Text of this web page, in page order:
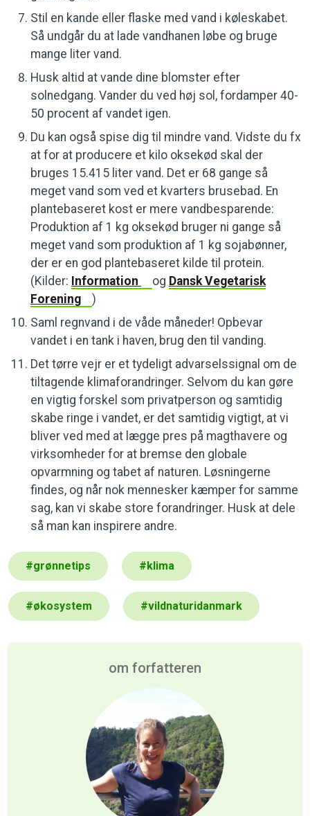
Stil en kande eller flaske med vand i køleskabet.
Så undgår du at lade vandhanen løbe og bruge
mange liter vand.
Husk altid at vande dine blomster efter
solnedgang. Vander du ved høj sol, fordamper 40-
50 procent af vandet igen.
Du kan også spise dig til mindre vand. Vidste du fx
at for at producere et kilo oksekød skal der
bruges 15.415 liter vand. Det er 68 gange så
meget vand som ved et kvarters brusebad. En
plantebaseret kost er mere vandbesparende:
Produktion af 1 kg oksekød bruger ni gange så
meget vand som produktion af 1 kg sojabønner,
der er en god plantebaseret kilde til protein.
(Kilder: Information og Dansk Vegetarisk
Forening
)
Saml regnvand i de våde måneder! Opbevar
vandet i en tank i haven, brug den til vanding.
Det tørre vejr er et tydeligt advarselssignal om de
tiltagende klimaforandringer. Selvom du kan gøre
en vigtig forskel som privatperson og samtidig
skabe ringe i vandet, er det samtidig vigtigt, at vi
bliver ved med at lægge pres på magthavere og
virksomheder for at bremse den globale
opvarmning og tabet af naturen. Løsningerne
findes, og når nok mennesker kæmper for samme
sag, kan vi skabe store forandringer. Husk at dele
så man kan inspirere andre.
#grønnetips #klima
#økosystem #vildnaturidanmark
om forfatteren